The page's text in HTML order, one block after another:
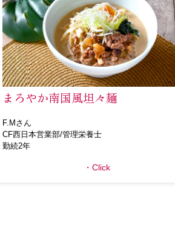
まろやか南国風坦々麺
F.Mさん
CF西日本営業部/管理栄養士
勤続2年
Click